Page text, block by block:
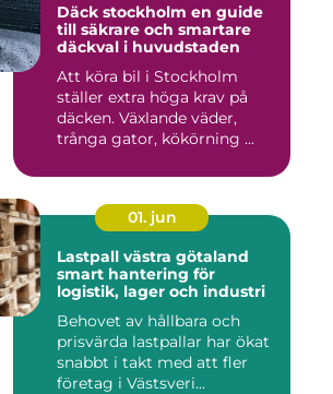
Däck stockholm en guide
till säkrare och smartare
däckval i huvudstaden
Att köra bil i Stockholm
ställer extra höga krav på
däcken. Växlande väder,
trånga gator, kökörning ...
01. jun
Lastpall västra götaland
smart hantering för
logistik, lager och industri
Behovet av hållbara och
prisvärda lastpallar har ökat
snabbt i takt med att fler
företag i Västsveri...